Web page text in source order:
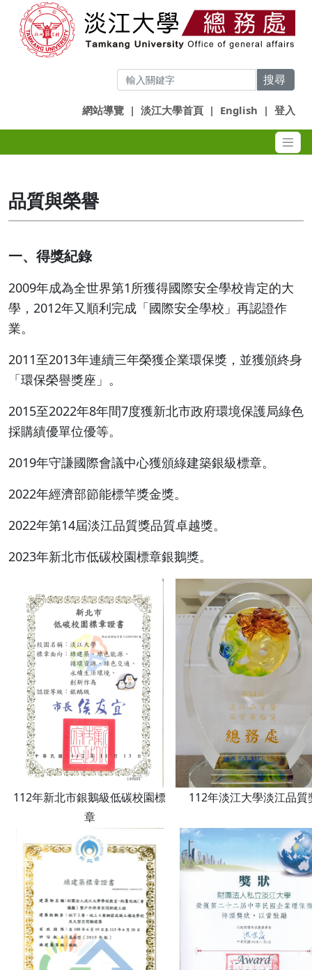
搜尋
網站導覽 | 淡江大學首頁 | English | 登入
品質與榮譽
一、得獎紀錄
2009年成為全世界第1所獲得國際安全學校肯定的大
學，2012年又順利完成「國際安全學校」再認證作
業。
2011至2013年連續三年榮獲企業環保獎，並獲頒終身
「環保榮譽獎座」。
2015至2022年8年間7度獲新北市政府環境保護局綠色
採購績優單位優等。
2019年守謙國際會議中心獲頒綠建築銀級標章。
2022年經濟部節能標竿獎金獎。
2022年第14屆淡江品質獎品質卓越獎。
2023年新北市低碳校園標章銀鵝獎。
112年新北市銀鵝級低碳校園標
章
112年淡江大學淡江品質